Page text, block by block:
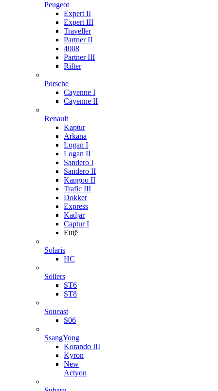
Peugeot
Expert II
Expert III
Traveller
Partner II
4008
Partner III
Rifter
Porsche
Cayenne I
Cayenne II
Renault
Kaptur
Arkana
Logan I
Logan II
Sandero I
Sandero II
Kangoo II
Trafic III
Dokker
Express
Kadjar
Captur I
Ещё
Solaris
HC
Sollers
ST6
ST8
Soueast
S06
SsangYong
Korando III
Kyron
New
Actyon